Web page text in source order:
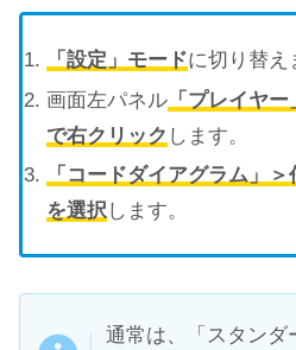
「設定」モードに切り替え
画面左パネル 「プレイヤ
で右クリック します。
「コードダイアグラム」
を選択します。
通常は、「スタンダ